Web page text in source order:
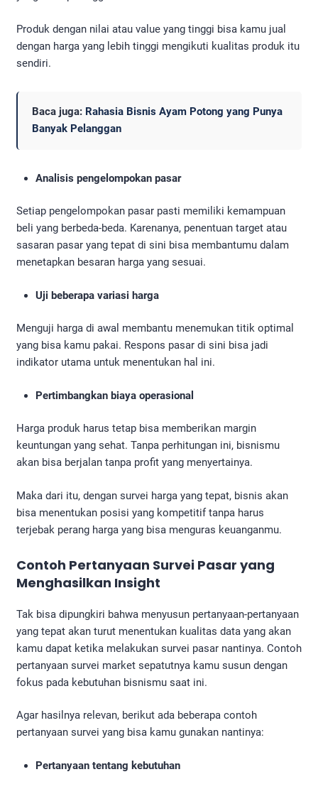
Produk dengan nilai atau value yang tinggi bisa kamu jual
dengan harga yang lebih tinggi mengikuti kualitas produk itu
sendiri.
Baca juga: Rahasia Bisnis Ayam Potong yang Punya
Banyak Pelanggan
Analisis pengelompokan pasar
Setiap pengelompokan pasar pasti memiliki kemampuan
beli yang berbeda-beda. Karenanya, penentuan target atau
sasaran pasar yang tepat di sini bisa membantumu dalam
menetapkan besaran harga yang sesuai.
Uji beberapa variasi harga
Menguji harga di awal membantu menemukan titik optimal
yang bisa kamu pakai. Respons pasar di sini bisa jadi
indikator utama untuk menentukan hal ini.
Pertimbangkan biaya operasional
Harga produk harus tetap bisa memberikan margin
keuntungan yang sehat. Tanpa perhitungan ini, bisnismu
akan bisa berjalan tanpa profit yang menyertainya.
Maka dari itu, dengan survei harga yang tepat, bisnis akan
bisa menentukan posisi yang kompetitif tanpa harus
terjebak perang harga yang bisa menguras keuanganmu.
Contoh Pertanyaan Survei Pasar yang
Menghasilkan Insight
Tak bisa dipungkiri bahwa menyusun pertanyaan-pertanyaan
yang tepat akan turut menentukan kualitas data yang akan
kamu dapat ketika melakukan survei pasar nantinya. Contoh
pertanyaan survei market sepatutnya kamu susun dengan
fokus pada kebutuhan bisnismu saat ini.
Agar hasilnya relevan, berikut ada beberapa contoh
pertanyaan survei yang bisa kamu gunakan nantinya:
Pertanyaan tentang kebutuhan